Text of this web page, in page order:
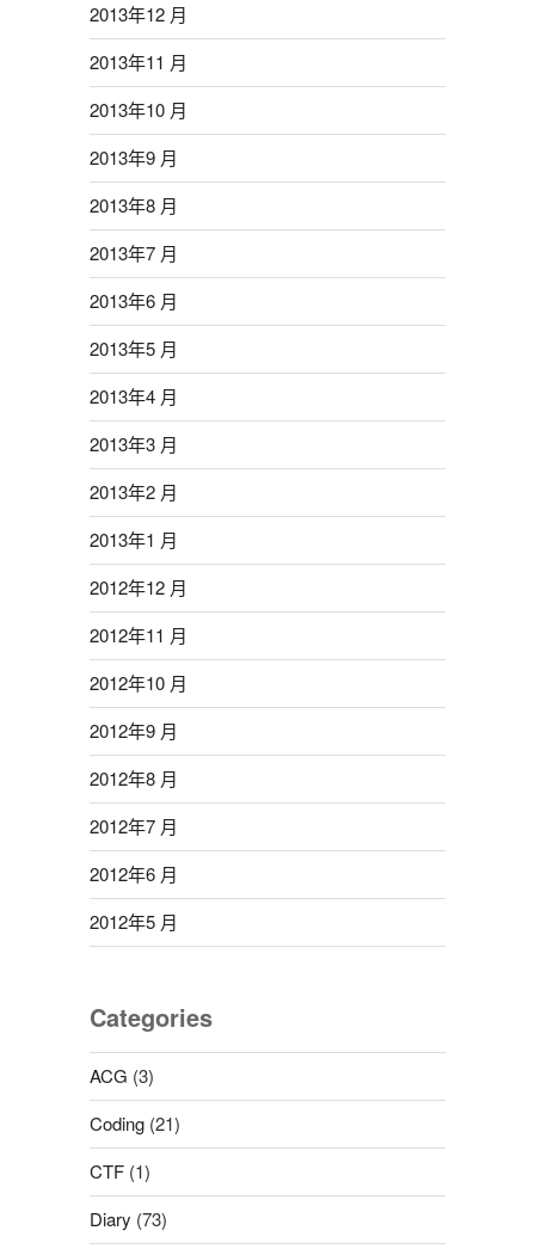
2013年12 月
2013年11 月
2013年10 月
2013年9 月
2013年8 月
2013年7 月
2013年6 月
2013年5 月
2013年4 月
2013年3 月
2013年2 月
2013年1 月
2012年12 月
2012年11 月
2012年10 月
2012年9 月
2012年8 月
2012年7 月
2012年6 月
2012年5 月
Categories
ACG (3)
Coding(21)
CTF(1)
Diary (73)